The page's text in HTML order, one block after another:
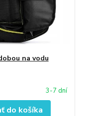
na vodu
3-7 dní
do košíka